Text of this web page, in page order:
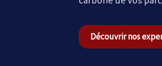
Découvrir nos